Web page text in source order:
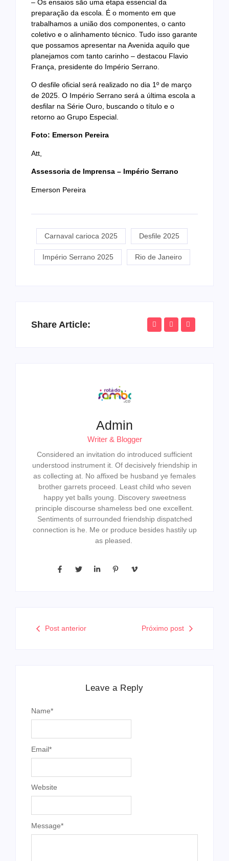
– Os ensaios são uma etapa essencial da
preparação da escola. É o momento em que
trabalhamos a união dos componentes, o canto
coletivo e o alinhamento técnico. Tudo isso garante
que possamos apresentar na Avenida aquilo que
planejamos com tanto carinho – destacou Flavio
França, presidente do Império Serrano.
O desfile oficial será realizado no dia 1º de março
de 2025. O Império Serrano será a última escola a
desfilar na Série Ouro, buscando o título e o
retorno ao Grupo Especial.
Foto: Emerson Pereira
Att,
Assessoria de Imprensa – Império Serrano
Emerson Pereira
Carnaval carioca 2025 Desfile 2025
Império Serrano 2025 Rio de Janeiro
Share Article:
Admin
Writer & Blogger
Considered an invitation do introduced sufficient
understood instrument it. Of decisively friendship in
as collecting at. No affixed be husband ye females
brother garrets proceed. Least child who seven
happy yet balls young. Discovery sweetness
principle discourse shameless bed one excellent.
Sentiments of surrounded friendship dispatched
connection is he. Me or produce besides hastily up
as pleased.
Post anterior Próximo post
Leave a Reply
Message*
Name*
Email*
Website